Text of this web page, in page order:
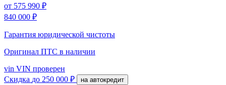
от 575 990 ₽
840 000 ₽
Гарантия юридической чистоты
Оригинал ПТС в наличии
vin VIN проверен
Скидка до 250 000 ₽ на автокредит